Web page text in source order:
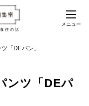
住の話
メニュー
「DEパン」
ンツ「DEパ